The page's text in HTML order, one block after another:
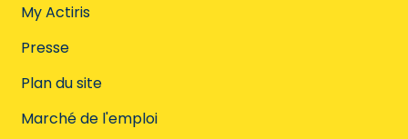
My Actiris
Presse
Plan du site
Marché de l'emploi